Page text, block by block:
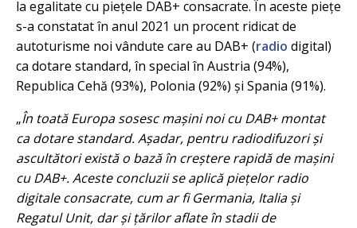
la egalitate cu piețele DAB+ consacrate. În aceste piețe
s-a constatat în anul 2021 un procent ridicat de
autoturisme noi vândute care au DAB+ (radio digital)
ca dotare standard, în special în Austria (94%),
Republica Cehă (93%), Polonia (92%) și Spania (91%).
„În toată Europa sosesc mașini noi cu DAB+ montat
ca dotare standard. Așadar, pentru radiodifuzori și
ascultători există o bază în creștere rapidă de mașini
cu DAB+. Aceste concluzii se aplică piețelor radio
digitale consacrate, cum ar fi Germania, Italia și
Regatul Unit, dar și țărilor aflate în stadii de